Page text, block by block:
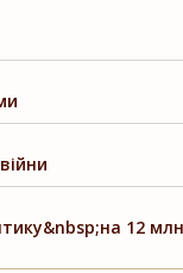
12 млн